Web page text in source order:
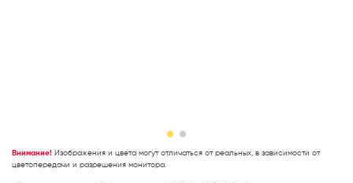
Внимание! Изображения и цвета могут отличаться от реальных, в зависимости от
цветопередачи и разрешения монитора.